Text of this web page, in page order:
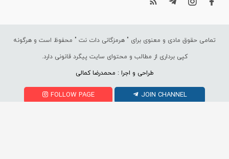
تمامی حقوق مادی و معنوی برای " هرمزگانی دات نت " محفوظ است و هرگونه
کپی برداری از مطالب و محتوای سایت پیگرد قانونی دارد.
طراحی و اجرا : محمدرضا کمالی
FOLLOW PAGE JOIN CHANNEL